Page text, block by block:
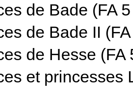
de Bade (FA
de Bade II
de Hesse (FA
et princesses